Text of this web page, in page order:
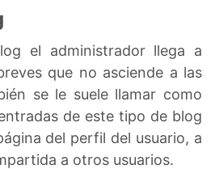
el administrador llega a
que no asciende a las
se le suele llamar como
de este tipo de blog
del perfil del usuario, a
a otros usuarios.